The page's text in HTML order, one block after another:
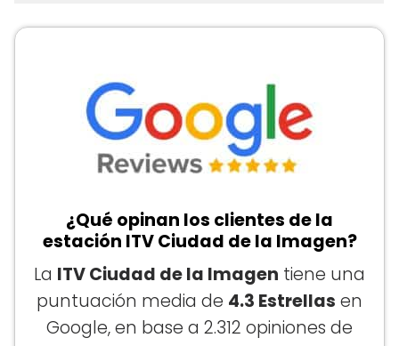
¿Qué opinan los clientes de la
estación ITV Ciudad de la Imagen?
La ITV Ciudad de la Imagen tiene una
puntuación media de 4.3 Estrellas en
Google, en base a 2.312 opiniones de